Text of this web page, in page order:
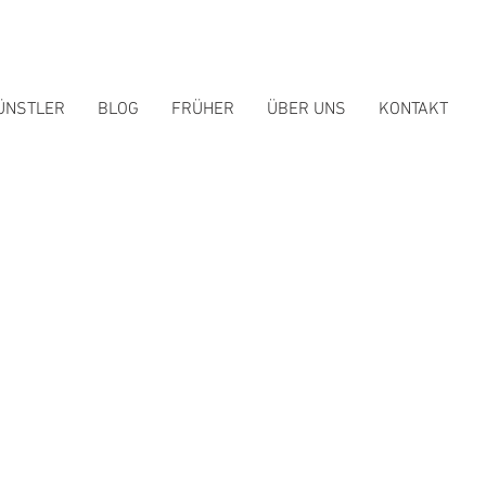
BLOG FRÜHER ÜBER UNS KONTAKT